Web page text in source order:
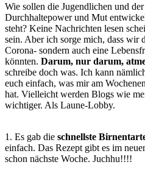
Wie sollen die Jugendlichen und
Durchhaltepower und Mut
steht? Keine Nachrichten lesen
sein. Aber ich sorge mich, dass wir
Corona- sondern auch eine
könnten. Darum, nur darum,
schreibe doch was. Ich kann
euch einfach, was mir am
hat. Vielleicht werden Blogs wie
wichtiger. Als Laune-Lobby.
1. Es gab die schnellste
einfach. Das Rezept gibt es im
schon nächste Woche. Juchhu!!!!